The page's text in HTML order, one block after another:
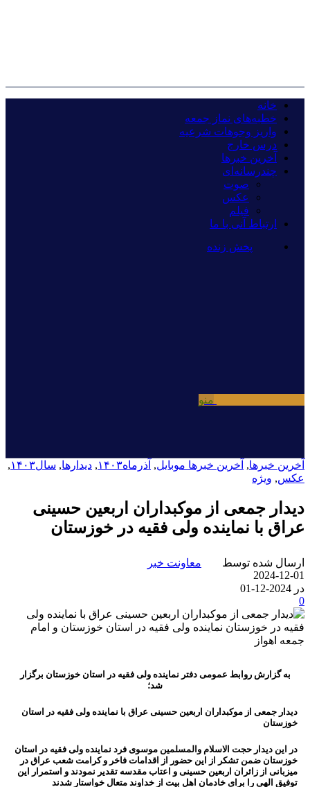
خانه
خطبه‌های نماز جمعه
واریز وجوهات شرعیه
درس خارج
آخرین خبرها
چندرسانه‌ای
صوت
عکس
فیلم
ارتباط آنی با ما
پخش زنده
منو
آخرین خبرها, آخرین خبرها موبایل, آذرماه۱۴۰۳ , دیدارها, سال۱۴۰۳
,
عکس, ویژه
دیدار جمعی از موکبداران اربعین حسینی
عراق با نماینده ولی فقیه در خوزستان
ارسال شده توسط
معاونت خبر
2024-12-01
در 2024-12-01
0
به گزارش روابط عمومی دفتر نماینده ولی فقیه در استان خوزستان برگزار
شد؛
دیدار جمعی از موکبداران اربعین حسینی عراق با نماینده ولی فقیه در استان
خوزستان
در این دیدار حجت الاسلام والمسلمین موسوی فرد نماینده ولی فقیه در استان
خوزستان ضمن تشکر از این حضور از اقدامات فاخر و کرامت شعب عراق در
میزبانی از زائران اربعین حسینی و اعتاب مقدسه تقدیر نمودند و استمرار این
توفیق الهی را برای خادمان اهل بیت از خداوند متعال خواستار شدند